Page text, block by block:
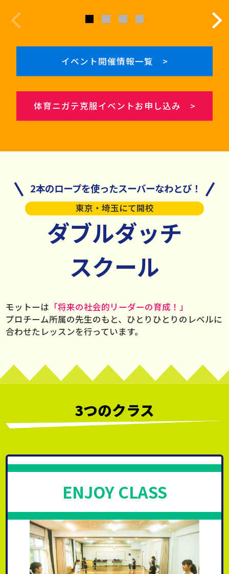
イベント開催情報一覧 >
体育ニガテ克服イベントお申し込み >
2本のロープを使ったスーバーなわとび！
東京・埼玉にて開校
ダブルダッチ
スクール
モットーは 「将来の社会的リーダーの育成！」
プロチーム所属の先生のもと、ひとりひとりのレベルに
合わせたレッスンを行っています。
3つのクラス
ENJOY CLASS